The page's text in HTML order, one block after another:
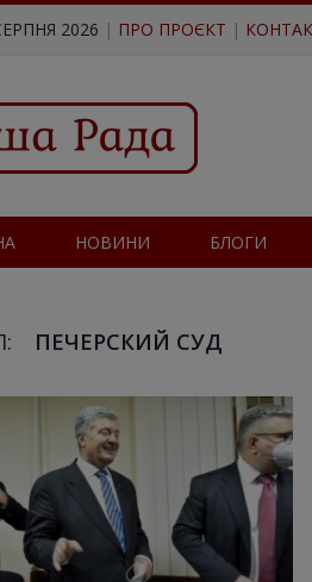
2026 | ПРО ПРОЄКТ |
НОВИНИ БЛОГИ
ПЕЧЕРСКИЙ СУД